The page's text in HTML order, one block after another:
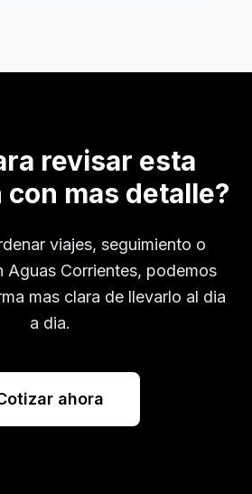
revisar esta
mas detalle?
viajes, seguimiento o
Aguas Corrientes, podemos
mas clara de llevarlo al dia
a dia.
ahora